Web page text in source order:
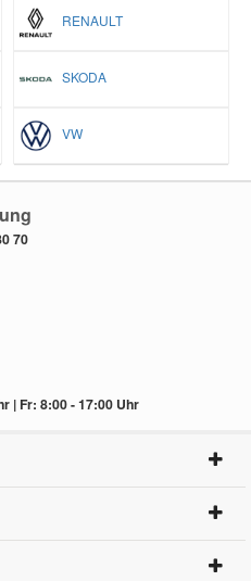
RENAULT
SKODA
VW
70
| Fr: 8:00 - 17:00 Uhr